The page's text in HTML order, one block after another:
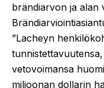
brändiarvon ja alan
”Lacheyn
vetovoimansa
miljoonan dollarin